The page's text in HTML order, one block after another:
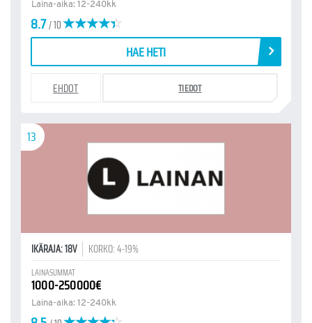
Laina-aika: 12-240kk
8.7/ 10
HAE HETI
EHDOT TIEDOT
13
IKÄRAJA: 18V KORKO: 4-19%
LAINASUMMAT
1000-250000€
Laina-aika: 12-240kk